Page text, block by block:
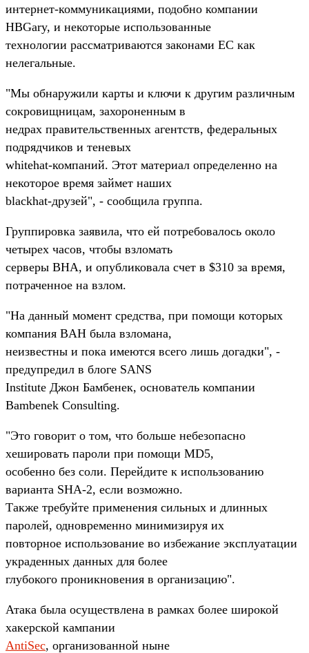
интернет-коммуникациями, подобно компании
HBGary, и некоторые использованные
технологии рассматриваются законами ЕС как
нелегальные.
"Мы обнаружили карты и ключи к другим различным
сокровищницам, захороненным в
недрах правительственных агентств, федеральных
подрядчиков и теневых
whitehat-компаний. Этот материал определенно на
некоторое время займет наших
blackhat-друзей", - сообщила группа.
Группировка заявила, что ей потребовалось около
четырех часов, чтобы взломать
серверы BHA, и опубликовала счет в $310 за время,
потраченное на взлом.
"На данный момент средства, при помощи которых
компания BAH была взломана,
неизвестны и пока имеются всего лишь догадки", -
предупредил в блоге SANS
Institute Джон Бамбенек, основатель компании
Bambenek Consulting.
"Это говорит о том, что больше небезопасно
хешировать пароли при помощи MD5,
особенно без соли. Перейдите к использованию
варианта SHA-2, если возможно.
Также требуйте применения сильных и длинных
паролей, одновременно минимизируя их
повторное использование во избежание эксплуатации
украденных данных для более
глубокого проникновения в организацию".
Атака была осуществлена в рамках более широкой
хакерской кампании
AntiSec, организованной ныне